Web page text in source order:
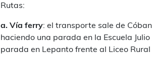
Rutas:
a. Vía ferry: el transporte sale de
haciendo una parada en la Escuela
parada en Lepanto frente al Liceo